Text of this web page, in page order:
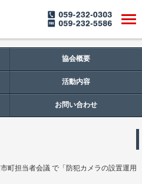
協会概要
活動内容
お問い合わせ
町担当者会議 で「防犯カメラの設置運用